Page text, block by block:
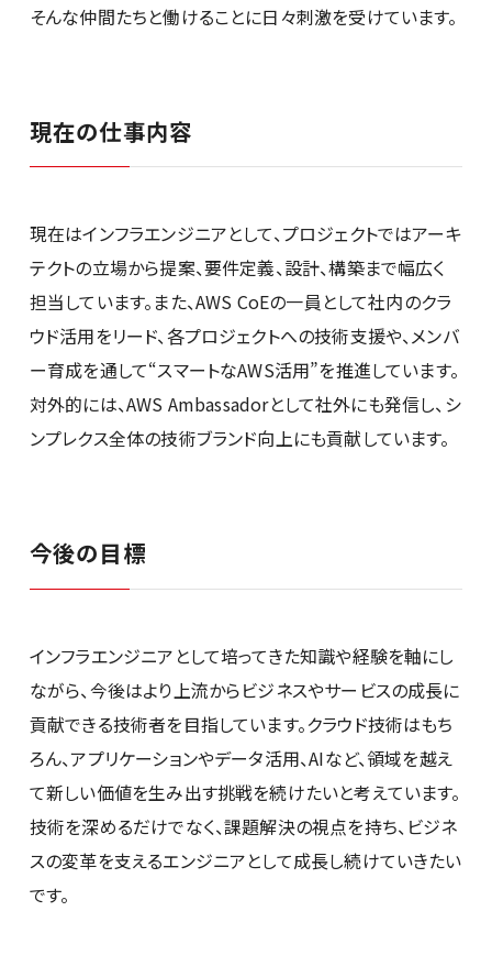
そんな仲間たちと働けることに日々刺激を受けています。
現在の仕事内容
現在はインフラエンジニアとして、プロジェクトではアーキ
テクトの立場から提案、要件定義、設計、構築まで幅広く
担当しています。また、AWS CoEの一員として社内のクラ
ウド活用をリード、各プロジェクトへの技術支援や、メンバ
ー育成を通して“スマートなAWS活用”を推進しています。
対外的には、AWS Ambassadorとして社外にも発信し、シ
ンプレクス全体の技術ブランド向上にも貢献しています。
今後の目標
インフラエンジニアとして培ってきた知識や経験を軸にし
ながら、今後はより上流からビジネスやサービスの成長に
貢献できる技術者を目指しています。クラウド技術はもち
ろん、アプリケーションやデータ活用、AIなど、領域を越え
て新しい価値を生み出す挑戦を続けたいと考えています。
技術を深めるだけでなく、課題解決の視点を持ち、ビジネ
スの変革を支えるエンジニアとして成長し続けていきたい
です。